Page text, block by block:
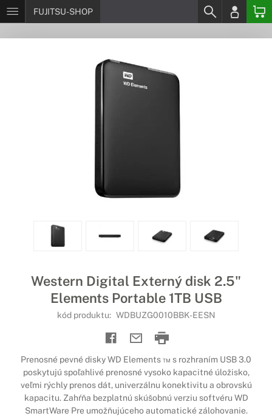
FUJITSU-SHOP
Western Digital Externý disk 2.5"
Elements Portable 1TB USB
kód produktu: WDBUZG0010BBK-EESN
Prenosné pevné disky WD Elements ™ s rozhraním USB 3.0
poskytujú spoľahlivé prenosné vysoko kapacitné úložisko,
veľmi rýchly prenos dát, univerzálnu konektivitu a obrovskú
kapacitu. Zahŕňa bezplatnú skúšobnú verziu softvéru WD
SmartWare Pre umožňujúceho automatické zálohovanie.